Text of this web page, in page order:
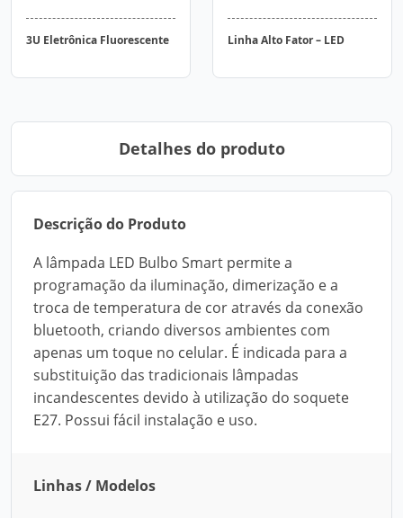
3U Eletrônica Fluorescente Linha Alto Fator – LED
Detalhes do produto
Descrição do Produto
A lâmpada LED Bulbo Smart permite a
programação da iluminação, dimerização e a
troca de temperatura de cor através da conexão
bluetooth, criando diversos ambientes com
apenas um toque no celular. É indicada para a
substituição das tradicionais lâmpadas
incandescentes devido à utilização do soquete
E27. Possui fácil instalação e uso.
Linhas / Modelos